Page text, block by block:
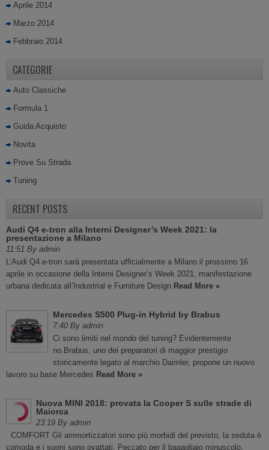
Aprile 2014
Marzo 2014
Febbraio 2014
CATEGORIE
Auto Classiche
Formula 1
Guida Acquisto
Novita
Prove Su Strada
Tuning
RECENT POSTS
Audi Q4 e-tron alla Interni Designer’s Week 2021: la
presentazione a Milano
11:51 By admin
L’Audi Q4 e-tron sarà presentata ufficialmente a Milano il prossimo 16
aprile in occasione della Interni Designer’s Week 2021, manifestazione
urbana dedicata all’Industrial e Furniture Design Read More »
Mercedes S500 Plug-in Hybrid by Brabus
7:40 By admin
Ci sono limiti nel mondo del tuning? Evidentemente
no.Brabus, uno dei preparatori di maggior prestigio
storicamente legato al marchio Daimler, propone un nuovo
lavoro su base Mercedes Read More »
Nuova MINI 2018: provata la Cooper S sulle strade di
Maiorca
23:19 By admin
COMFORT Gli ammortizzatori sono più morbidi del previsto, la seduta è
comoda e i suoni sono ovattati. Peccato per il bagagliaio minuscolo.